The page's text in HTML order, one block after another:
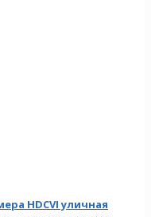
HDCVI уличная